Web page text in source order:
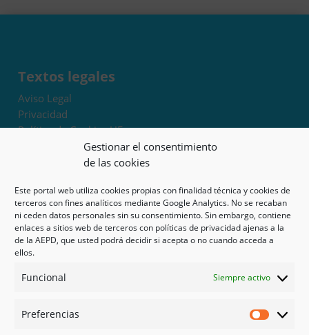
Gestionar el consentimiento
de las cookies
Este portal web utiliza cookies propias con finalidad técnica y cookies de
terceros con fines analíticos mediante Google Analytics. No se recaban
ni ceden datos personales sin su consentimiento. Sin embargo, contiene
enlaces a sitios web de terceros con políticas de privacidad ajenas a la
de la AEPD, que usted podrá decidir si acepta o no cuando acceda a
ellos.
Funcional Siempre activo
Preferencias
Textos legales
Aviso Legal
Privacidad
Política de Cookies UE
Términos y condiciones
Exoneración de responsabilidad
Mapa del sitio
Mi cuenta
Tienda
Psicología en Murcia
Guías
Redes sociales